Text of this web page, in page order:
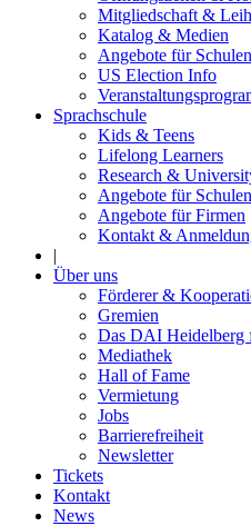
Mitgliedschaft &
Katalog & Medien
Angebote für Schulen
US Election Info
Sprachschule
Kids & Teens
Lifelong Learners
Research &
Angebote für Schulen
Angebote für Firmen
Kontakt &
|
Über uns
Förderer &
Gremien
Das DAI Heidelberg
Mediathek
Hall of Fame
Vermietung
Jobs
Barrierefreiheit
Newsletter
Tickets
Kontakt
News